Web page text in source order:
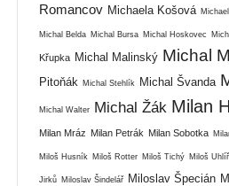
Romancov Michaela Košová
Michal Belda Michal Bursa Michal Hoskovec
Křupka Michal Malinský Michal
Pitoňák
Michal Stehlík Michal Švanda
Michal Walter Michal Žák Milan
Milan Mráz Milan Petrák Milan Sobotka
Miloš Husník Miloš Rotter Miloš Tichý Miloš Uhlíř
Jirků Miloslav Šindelář Miloslav Špecián